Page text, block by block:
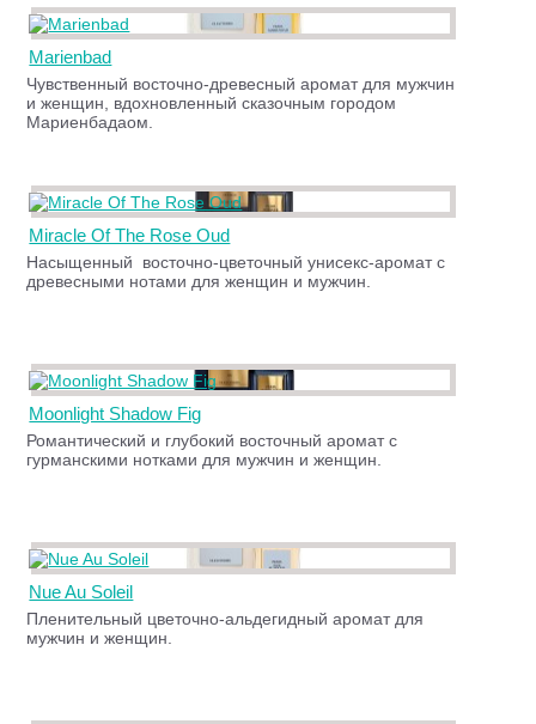
Marienbad
Чувственный восточно-древесный аромат для мужчин
и женщин, вдохновленный сказочным городом
Мариенбадаом
Miracle Of The Rose Oud
Насыщенный восточно-цветочный унисекс-аромат с
древесными нотами для женщин и мужчин.
Moonlight Shadow Fig
Романтический и глубокий восточный аромат с
гурманскими нотками для мужчин и женщин.
Nue Au Soleil
Пленительный цветочно-альдегидный аромат для
мужчин и женщин.